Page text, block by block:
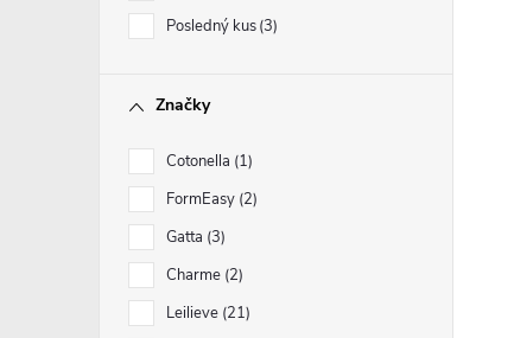
Posledný kus 3
Značky
Cotonella 1
FormEasy 2
Gatta 3
Charme 2
Leilieve 21